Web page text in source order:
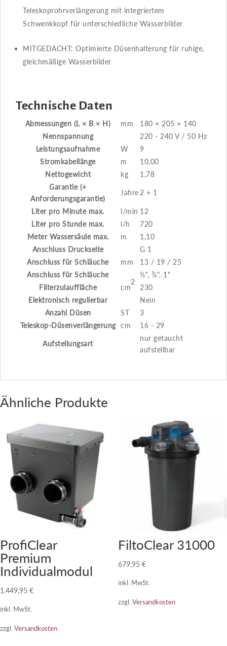
Teleskoprohrverlängerung mit integriertem
Schwenkkopf für unterschiedliche Wasserbilder
MITGEDACHT​​: Optimierte Düsenhalterung für ruhige,
gleichmäßige Wasserbilder
Technische Daten
Abmessungen (L × B × H) mm
180 × 205 × 140
Nennspannung
220 - 240 V / 50 Hz
Leistungsaufnahme
W
9
Stromkabellänge
m
10,00
Nettogewicht
kg
1,78
Garantie (+
Anforderungsgarantie)
Jahre 2 + 1
Liter pro Minute max. l/min 12
Liter pro Stunde max.
l/h
720
Meter Wassersäule max.
m
1,10
Anschluss Druckseite
G 1
Anschluss für Schläuche
mm
13 / 19 / 25
Anschluss für Schläuche
½", ¾", 1"
Filterzulauffläche
cm
2
230
Elektronisch regulierbar
Nein
Anzahl Düsen
ST
3
Teleskop-Düsenverlängerung cm 16 - 29
Aufstellungsart
nur getaucht
aufstellbar
Ähnliche Produkte
ProfiClear
Premium
Individualmodul
1.449,95 €
inkl. MwSt.
zzgl. Versandkosten
FiltoClear 31000
679,95 €
inkl. MwSt.
zzgl. Versandkosten